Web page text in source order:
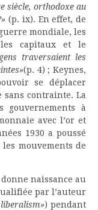
siècle, orthodoxe au
(p. ix). En effet, de
mondiale, les
capitaux et le
traversaient les
(p. 4) ; Keynes,
se déplacer
contrainte. La
gouvernements à
avec l’or et
1930 a poussé
mouvements de
naissance au
par l’auteur
) pendant